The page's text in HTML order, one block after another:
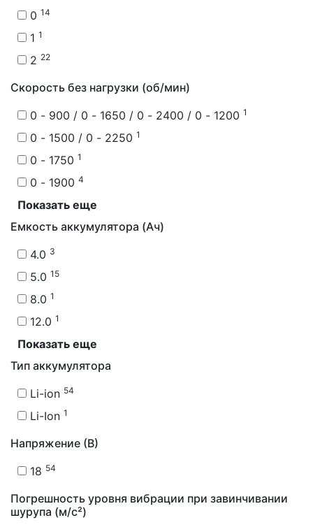
0 14
1 1
2 22
Скорость без нагрузки (об/мин)
0 - 900 / 0 - 1650 / 0 - 2400 / 0 - 1200 1
0 - 1500 / 0 - 2250 1
0 - 1750 1
0 - 1900 4
Показать еще
Емкость аккумулятора (Ач)
4.0 3
5.0 15
8.0 1
12.0 1
Показать еще
Тип аккумулятора
Li-ion 54
Li-Ion 1
Напряжение (В)
18 54
Погрешность уровня вибрации при завинчивании
шурупа (м/с²)